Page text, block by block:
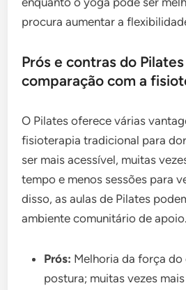
procura aumentar a
Prós e contras do
comparação com a
O Pilates oferece várias
fisioterapia tradicional para
ser mais acessível, muitas
tempo e menos sessões para
disso, as aulas de Pilates
ambiente comunitário de apoio.
Prós: Melhoria da força
postura; muitas vezes